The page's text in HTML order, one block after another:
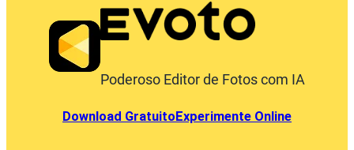
Poderoso Editor de Fotos com IA
Download GratuitoExperimente Online